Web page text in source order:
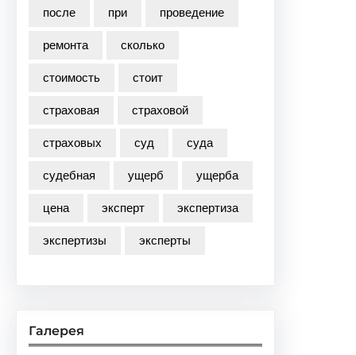
после
при
проведение
ремонта
сколько
стоимость
стоит
страховая
страховой
страховых
суд
суда
судебная
ущерб
ущерба
цена
эксперт
экспертиза
экспертизы
эксперты
Галерея